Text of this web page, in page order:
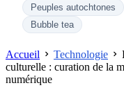
Peuples autochtones
Bubble tea
Accueil Technologie
culturelle : curation de la
numérique